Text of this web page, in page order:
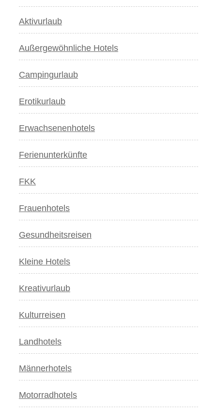
Aktivurlaub
Außergewöhnliche Hotels
Campingurlaub
Erotikurlaub
Erwachsenenhotels
Ferienunterkünfte
FKK
Frauenhotels
Gesundheitsreisen
Kleine Hotels
Kreativurlaub
Kulturreisen
Landhotels
Männerhotels
Motorradhotels